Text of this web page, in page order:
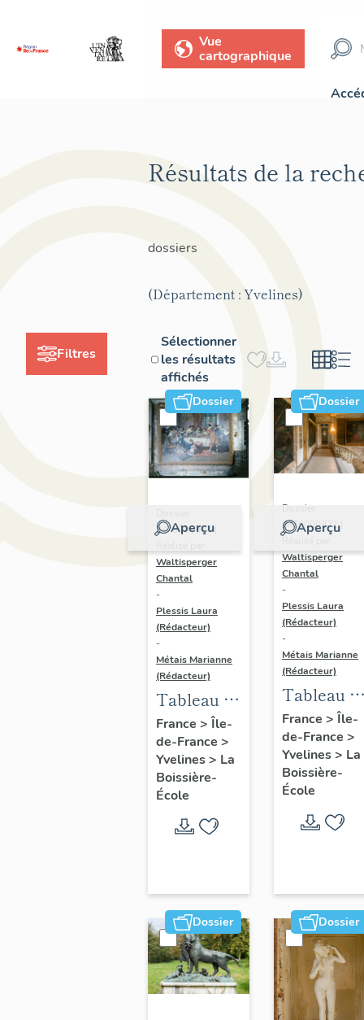
Vue
cartographique
Filtres
Résultats de la
dossiers
(Département : Yvelines)
Sélectionner
les résultats
affichés
Dossier
Aperçu
IM78000370 |
Waltisperger
Chantal
-
Plessis Laura
(Rédacteur)
-
Métais Marianne
(Rédacteur)
Tableau :
banquet
avec la
famille
Hériot,
style Louis
XIII
France > Île-
de-France >
Yvelines> La
Boissière-
École
Dossier
Aperçu
Dossier
IM78000371 |
Waltisperger
Chantal
-
Plessis Laura
(Rédacteur)
-
Métais Marianne
(Rédacteur)
Tableau :
Olympe
Hériot (1)
France > Île-
de-France >
Yvelines> La
Boissière-
École
Dossier Dossier